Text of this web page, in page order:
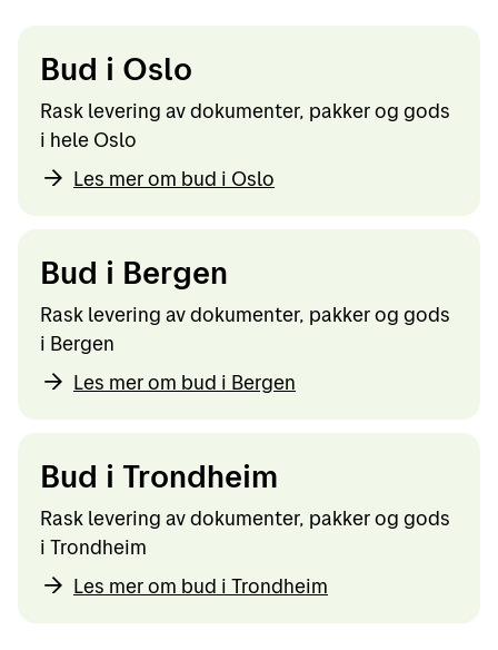
Bud i Oslo
Rask levering av dokumenter, pakker og gods
i hele Oslo
Les mer om bud i Oslo
Bud i Bergen
Rask levering av dokumenter, pakker og gods
i Bergen
Les mer om bud i Bergen
Bud i Trondheim
Rask levering av dokumenter, pakker og gods
i Trondheim
Les mer om bud i Trondheim